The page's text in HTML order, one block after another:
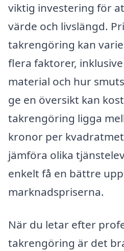
viktig investering för
värde och livslängd.
takrengöring kan
flera faktorer,
material och hur
ge en översikt kan
takrengöring ligga
kronor per
jämföra olika
enkelt få en bättre
marknadspriserna.
När du letar efter
takrengöring är det